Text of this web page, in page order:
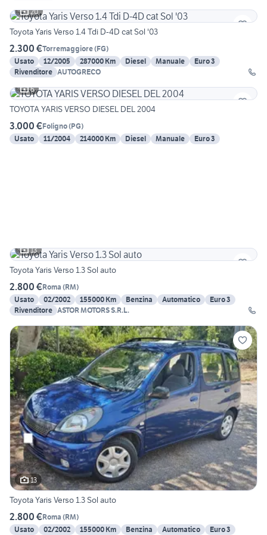
20
Toyota Yaris Verso 1.4 Tdi D-4D cat Sol '03
2.300 €Torremaggiore(FG)
Usato
12/2005 287000 Km Diesel Manuale
Euro 3
Rivenditore AUTOGRECO
6
TOYOTA YARIS VERSO DIESEL DEL 2004
3.000 €Foligno(PG)
Usato
11/2004 214000 Km Diesel Manuale Euro 3
13
Toyota Yaris Verso 1.3 Sol auto
2.800 €Roma (RM)
Usato
02/2002 155000 Km Benzina Automatico
Euro 3
Rivenditore ASTOR MOTORS S.R.L.
13
Toyota Yaris Verso 1.3 Sol auto
2.800 €Roma (RM)
Usato
02/2002 155000 Km Benzina Automatico
Euro 3